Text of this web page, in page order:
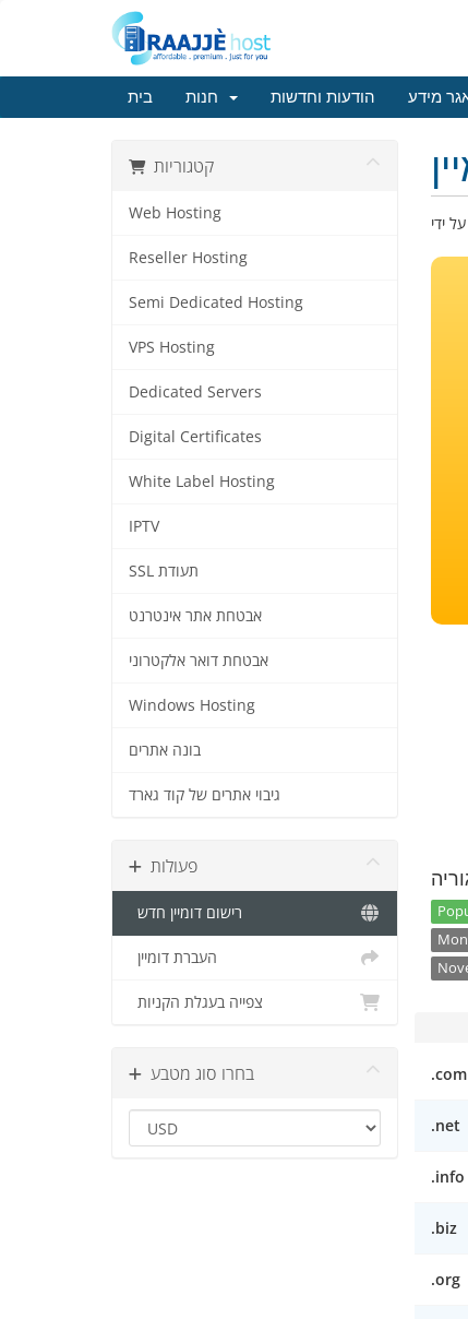
בית הודעות וחדשות מידע
קטגוריות
Web Hosting
Reseller Hosting
Semi Dedicated Hosting
VPS Hosting
Dedicated Servers
Digital Certificates
White Label Hosting
IPTV
SSL תעודת
אבטחת אתר אינטרנט
אבטחת דואר אלקטרוני
Windows Hosting
בונה אתרים
גיבוי אתרים של קוד גארד
פעולות
רישום דומיין חדש
העברת דומיין
צפייה בעגלת הקניות
בחרו סוג מטבע .com
.net
.info
.biz
.org